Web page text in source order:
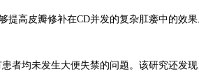
提高皮瓣修补在CD并发的复杂肛瘘中的效
者均未发生大便失禁的问题。该研究还发